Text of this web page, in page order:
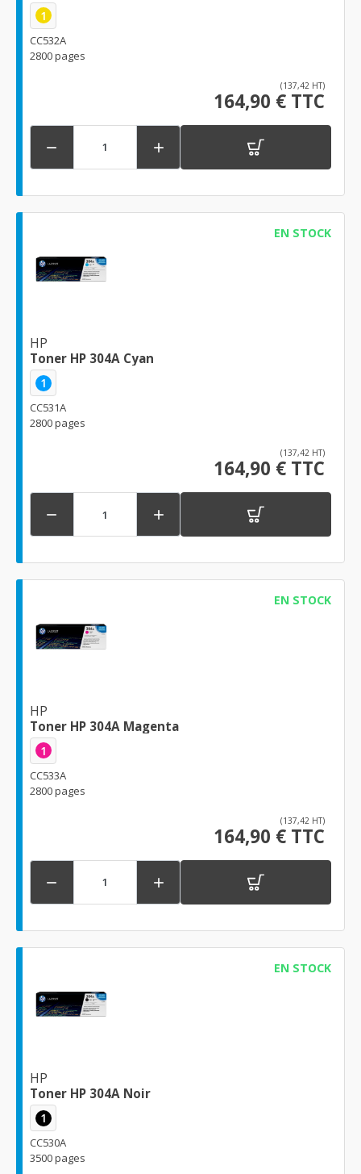
1
CC532A
2800 pages
(137,42 HT)
164,90 € TTC
 
EN STOCK
HP
Toner HP 304A Cyan
1
CC531A
2800 pages
(137,42 HT)
164,90 € TTC
 
EN STOCK
HP
Toner HP 304A Magenta
1
CC533A
2800 pages
(137,42 HT)
164,90 € TTC
 
EN STOCK
HP
Toner HP 304A Noir
1
CC530A
3500 pages